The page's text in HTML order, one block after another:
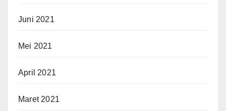
Juni 2021
Mei 2021
April 2021
Maret 2021